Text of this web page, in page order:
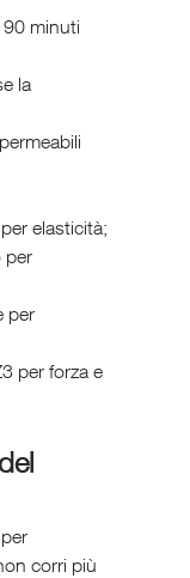
minuti
la
elasticità;
per
per
per forza e
corri più